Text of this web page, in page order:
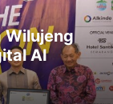
Wilujeng
AI